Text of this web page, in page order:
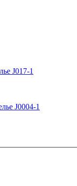
J017-1
J0004-1